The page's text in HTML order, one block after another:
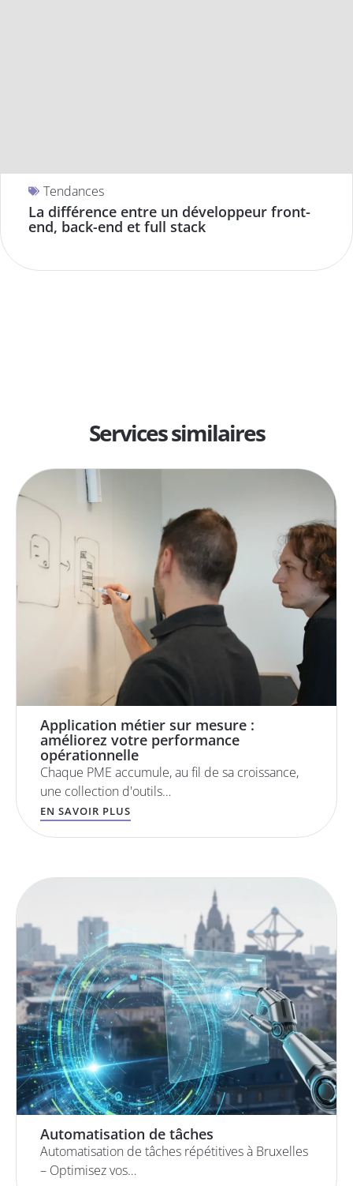
Tendances
La différence entre un développeur front-
end, back-end et full stack
Services similaires
Application métier sur mesure :
améliorez votre performance
opérationnelle
Chaque PME accumule, au fil de sa croissance,
une collection d'outils…
EN SAVOIR PLUS
Automatisation de tâches
Automatisation de tâches répétitives à Bruxelles
– Optimisez vos…